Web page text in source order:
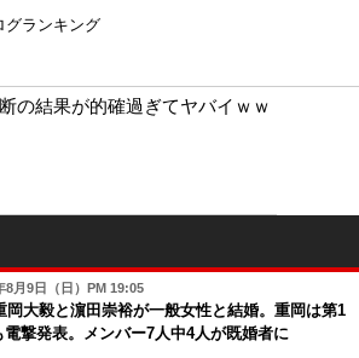
グランキング
の結果が的確過ぎてヤバイｗｗ
8月9日（日）PM 19:05
岡大毅と濵田崇裕が一般女性と結婚。重岡は第1
電撃発表。メンバー7人中4人が既婚者に